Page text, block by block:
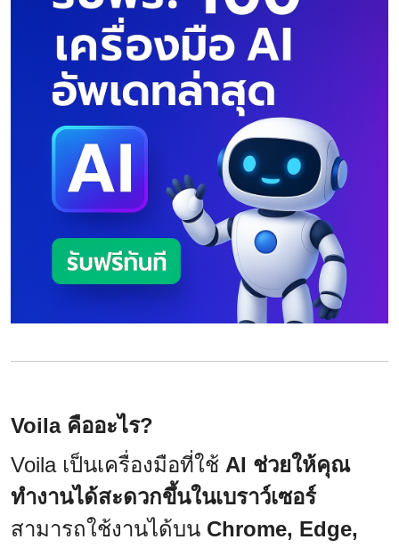
Voila คืออะไร?
Voila เป็นเครื่องมือที่ใช้ AI ช่วยให้คุณ
ทำงานได้สะดวกขึ้นในเบราว์เซอร์
สามารถใช้งานได้บน Chrome, Edge,